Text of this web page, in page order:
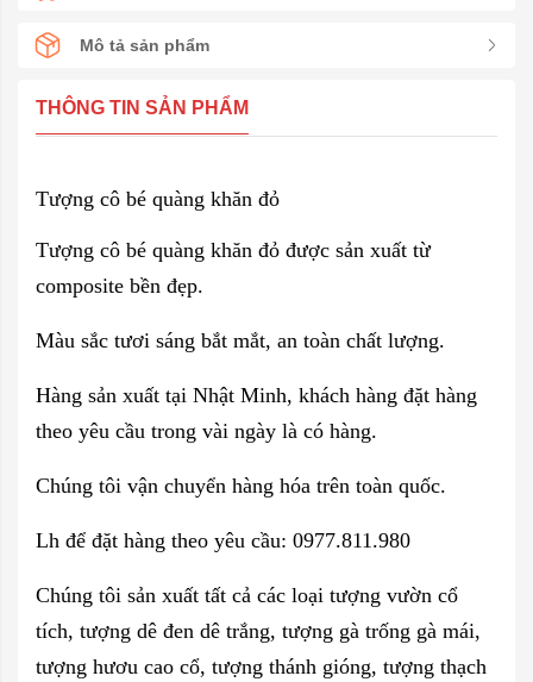
Mô tả sản phẩm
THÔNG TIN SẢN PHẨM
Tượng cô bé quàng khăn đỏ
Tượng cô bé quàng khăn đỏ được sản xuất từ
composite bền đẹp.
Màu sắc tươi sáng bắt mắt, an toàn chất lượng.
Hàng sản xuất tại Nhật Minh, khách hàng đặt hàng
theo yêu cầu trong vài ngày là có hàng.
Chúng tôi vận chuyển hàng hóa trên toàn quốc.
Lh để đặt hàng theo yêu cầu: 0977.811.980
Chúng tôi sản xuất tất cả các loại tượng vườn cổ
tích, tượng dê đen dê trắng, tượng gà trống gà mái,
tượng hươu cao cổ, tượng thánh gióng, tượng thạch